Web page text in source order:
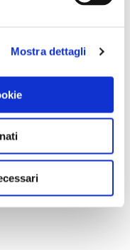
Mostra dettagli